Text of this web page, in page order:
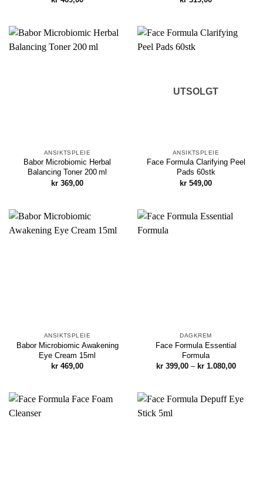
ANSIKTSPLEIE
Babor Microbiomic Herbal
Balancing Toner 200 ml
kr 369,00
UTSOLGT
ANSIKTSPLEIE
Face Formula Clarifying Peel
Pads 60stk
kr 549,00
ANSIKTSPLEIE
Babor Microbiomic Awakening
Eye Cream 15ml
kr 469,00
DAGKREM
Face Formula Essential
Formula
kr399,00 – kr1.080,00